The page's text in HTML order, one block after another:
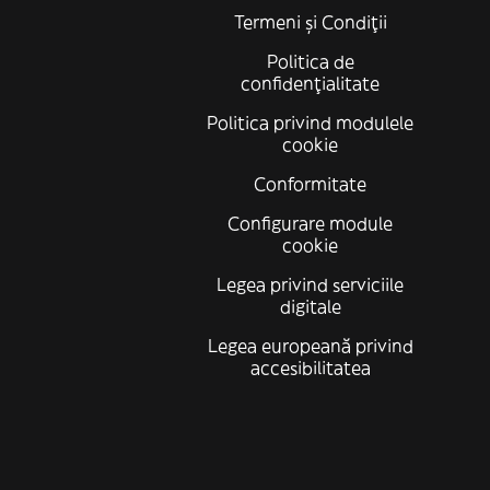
Termeni și Condiții
Politica de
confidenţialitate
Politica privind modulele
cookie
Conformitate
Configurare module
cookie
Legea privind serviciile
digitale
Legea europeană privind
accesibilitatea